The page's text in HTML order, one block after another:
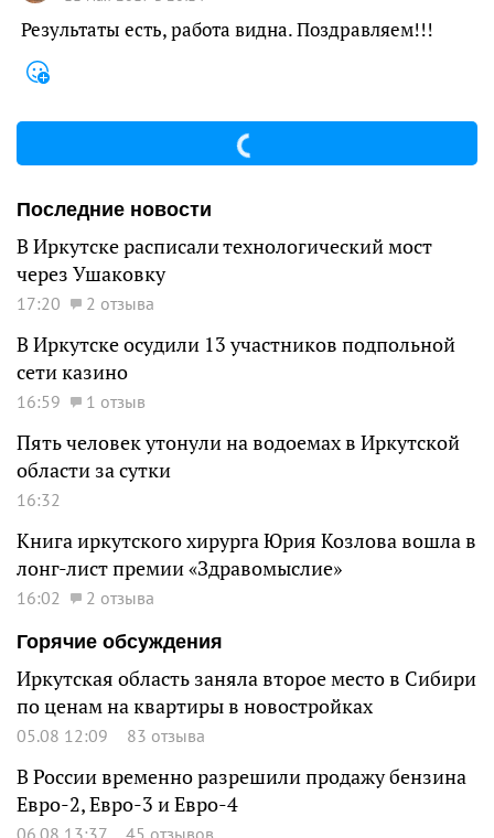
Результаты есть, работа видна. Поздравляем!!!
Последние новости
В Иркутске расписали технологический мост
через Ушаковку
17:20 2 отзыва
В Иркутске осудили 13 участников подпольной
сети казино
16:59 1 отзыв
Пять человек утонули на водоемах в Иркутской
области за сутки
16:32
Книга иркутского хирурга Юрия Козлова вошла в
лонг-лист премии «Здравомыслие»
16:02
2 отзыва
Горячие обсуждения
Иркутская область заняла второе место в Сибири
по ценам на квартиры в новостройках
05.08 12:09 83 отзыва
В России временно разрешили продажу бензина
Евро-2, Евро-3 и Евро-4
06.08 13:37 45 отзывов